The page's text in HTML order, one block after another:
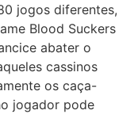
jogos diferentes,
Blood Suckers
abater o
cassinos
os caça-
jogador pode